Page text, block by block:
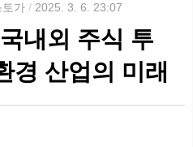
토가 / 2025. 3. 6. 23:07
내외 주식 투
경 산업의 미래